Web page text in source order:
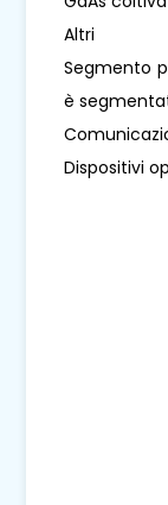
Altri
Segmento
è
Dispositivi